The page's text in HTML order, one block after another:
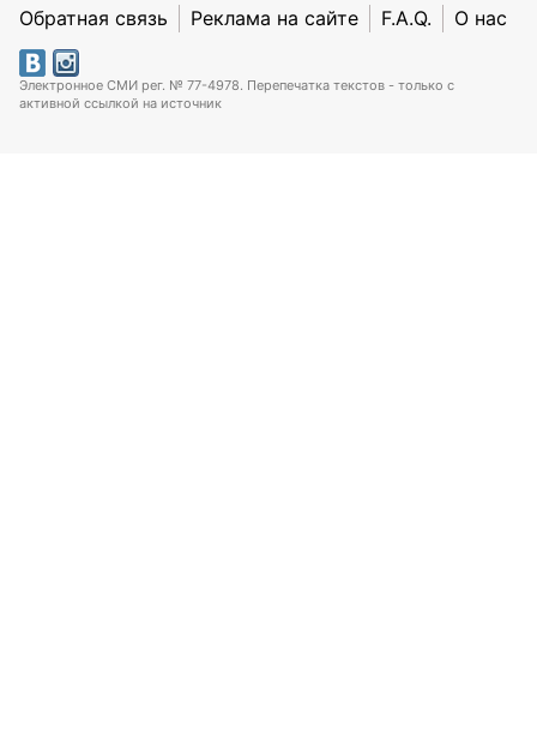
Обратная связь Реклама на сайте F.A.Q. О нас
Электронное СМИ рег. № 77-4978. Перепечатка текстов - только с
активной ссылкой на источник